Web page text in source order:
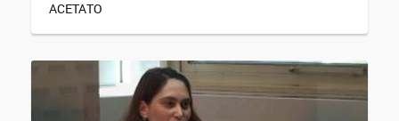
ACETATO